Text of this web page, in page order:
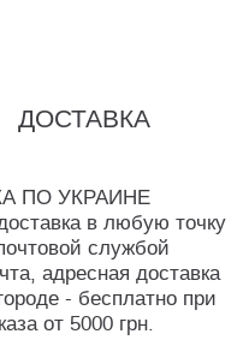
ДОСТАВКА
ПО УКРАИНЕ
в любую точку
службой
адресная доставка
- бесплатно при
от 5000 грн.